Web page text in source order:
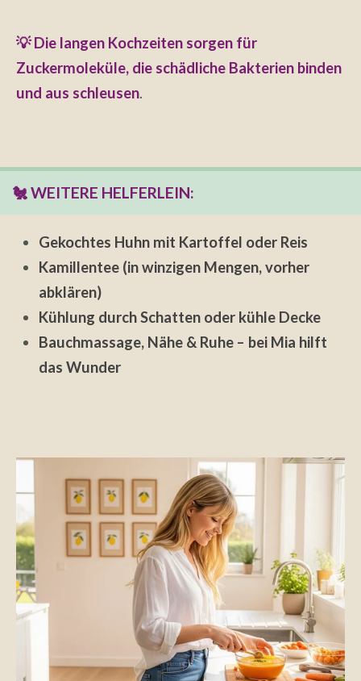
💡 Die langen Kochzeiten sorgen für
Zuckermoleküle, die schädliche Bakterien binden
und aus schleusen.
🐔 WEITERE HELFERLEIN:
Gekochtes Huhn mit Kartoffel oder Reis
Kamillentee (in winzigen Mengen, vorher
abklären)
Kühlung durch Schatten oder kühle Decke
Bauchmassage, Nähe & Ruhe – bei Mia hilft
das Wunder